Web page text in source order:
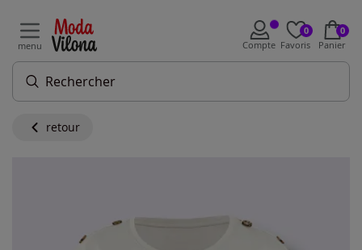
menu Compte
0
Favoris
0
Panier
retour